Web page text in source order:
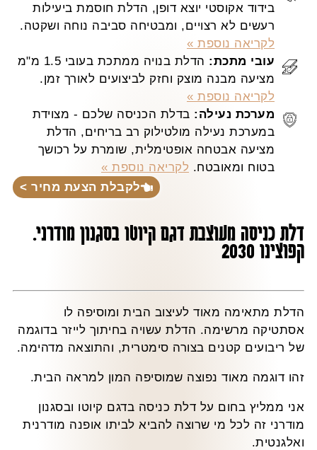
בידוד אקוסטי יוצא דופן, הדלת חוסמת ביעילות
רעשים לא רצויים, ומבטיחה סביבה נוחה ושקטה.
לקריאה נוספת »
עובי מתכת:
הדלת בנויה ממתכת בעובי 1.5 מ"מ
מציעה מבנה מוצק וחזק לביצועים לאורך זמן.
לקריאה נוספת »
מערכת נעילה: בדלת הכניסה שלכם - מצוידת
במערכת נעילה מולטילוק רב בריחים, הדלת
מציעה אבטחה אופטימלית, שומרת על רכושך
בטוח ומאובטח. לקריאה נוספת »
לקבלת הצעת מחיר >
דלת כניסה מעוצבת דגם קיוטו בסגנון מודרני.
קפוצינו 2030
הדלת מתאימה מאוד לעיצוב הבית ומוסיפה לו
אסתטיקה מרשימה. הדלת עשויה בחיתוך לייזר בדוגמה
של ריבועים קטנים בצורה סימטרית, והתוצאה מדהימה.
זהו דוגמה מאוד נפוצה שמוסיפה המון למראה הבית.
אני ממליץ בחום על דלת כניסה בדגם קיוטו ובסגנון
מודרני זה לכל מי שרוצה להביא לביתו אופנה מודרנית
ואלגנטית.